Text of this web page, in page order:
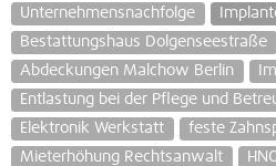
Unternehmensnachfolge
Bestattungshaus Dolgenseestraße
Abdeckungen Malchow Berlin
Entlastung bei der Pflege und
Elektronik Werkstatt
feste
Mieterhöhung Rechtsanwalt